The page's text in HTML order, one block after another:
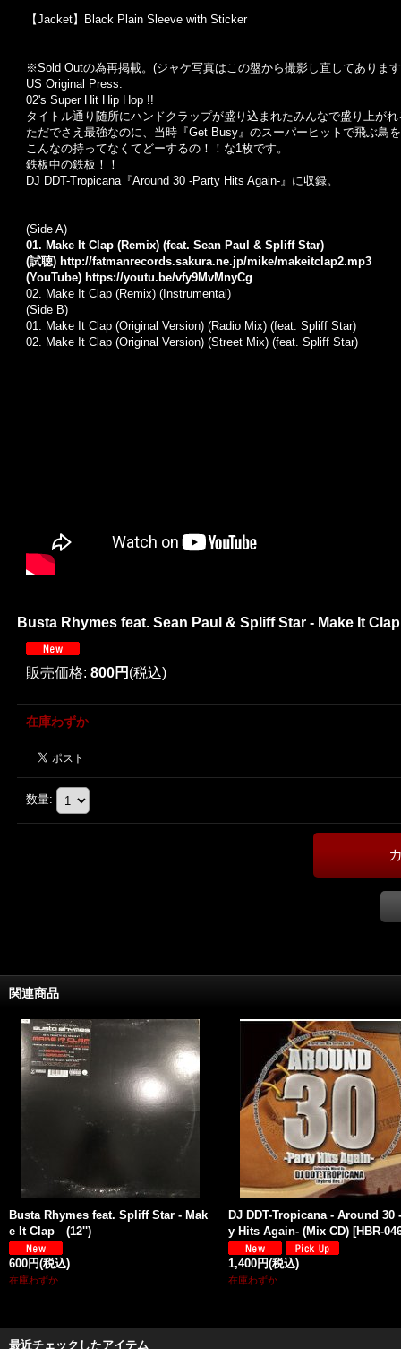
【Jacket】Black Plain Sleeve with Sticker
※Sold Outの為再掲載。 (ジャケ写真はこの盤から撮影し直してありま
US Original Press.
02's Super Hit Hip Hop !!
タイトル通り随所にハンドクラップが盛り込まれたみんなで盛り上が
ただでさえ最強なのに、当時『Get Busy』のスーパーヒットで飛ぶ鳥
こんなの持ってなくてどーするの！！な1枚です。
鉄板中の鉄板！！
DJ DDT-Tropicana『Around 30 -Party Hits Again-』に収録。
(Side A)
01. Make It Clap (Remix) (feat. Sean Paul & Spliff Star)
(試聴) http://fatmanrecords.sakura.ne.jp/mike/makeitclap2.mp3
(YouTube) https://youtu.be/vfy9MvMnyCg
02. Make It Clap (Remix) (Instrumental)
(Side B)
01. Make It Clap (Original Version) (Radio Mix) (feat. Spliff Star)
02. Make It Clap (Original Version) (Street Mix) (feat. Spliff Star)
Busta Rhymes feat. Sean Paul & Spliff Star - Make It
販売価格: 800円 (税込)
在庫わずか
数量:
関連商品
Busta Rhymes feat. Spliff Star - Mak
e It Clap (12'')
600円(税込)
在庫わずか
DJ DDT-Tropicana - Around 30
y Hits Again- (Mix CD) [HBR-
1,400円(税込)
在庫わずか
最近チェックしたアイテム